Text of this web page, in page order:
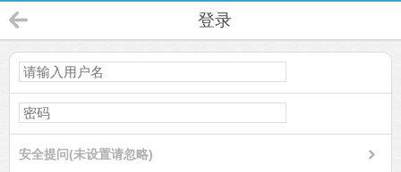
登录
安全提问(未设置请忽略)